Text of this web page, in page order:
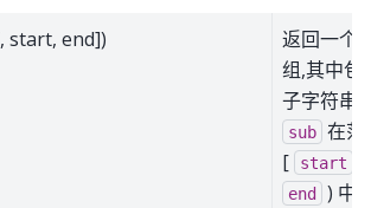
start, end])
返回一个
组,其中包
子字符串
sub 在范
[
start
end
) 中